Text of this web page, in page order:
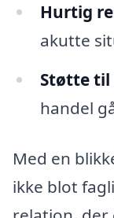
Hurtig
akutte
Støtte
handel
Med en
ikke blot